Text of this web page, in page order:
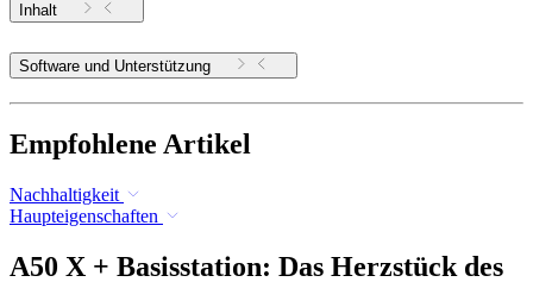
Inhalt
Software und Unterstützung
Empfohlene Artikel
Nachhaltigkeit
Haupteigenschaften
A50 X + Basisstation: Das Herzstück des